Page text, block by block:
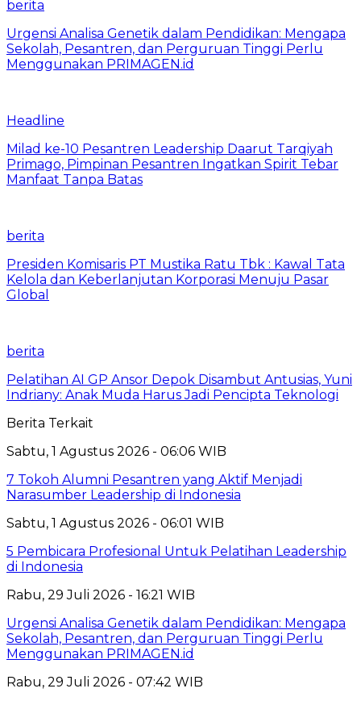
berita
Urgensi Analisa Genetik dalam Pendidikan: Mengapa
Sekolah, Pesantren, dan Perguruan Tinggi Perlu
Menggunakan PRIMAGEN.id
Headline
Milad ke-10 Pesantren Leadership Daarut Tarqiyah
Primago, Pimpinan Pesantren Ingatkan Spirit Tebar
Manfaat Tanpa Batas
berita
Presiden Komisaris PT Mustika Ratu Tbk : Kawal Tata
Kelola dan Keberlanjutan Korporasi Menuju Pasar
Global
berita
Pelatihan AI GP Ansor Depok Disambut Antusias, Yuni
Indriany: Anak Muda Harus Jadi Pencipta Teknologi
Berita Terkait
Sabtu, 1 Agustus 2026 - 06:06 WIB
7 Tokoh Alumni Pesantren yang Aktif Menjadi
Narasumber Leadership di Indonesia
Sabtu, 1 Agustus 2026 - 06:01 WIB
5 Pembicara Profesional Untuk Pelatihan Leadership
di Indonesia
Rabu, 29 Juli 2026 - 16:21 WIB
Urgensi Analisa Genetik dalam Pendidikan: Mengapa
Sekolah, Pesantren, dan Perguruan Tinggi Perlu
Menggunakan PRIMAGEN.id
Rabu, 29 Juli 2026 - 07:42 WIB